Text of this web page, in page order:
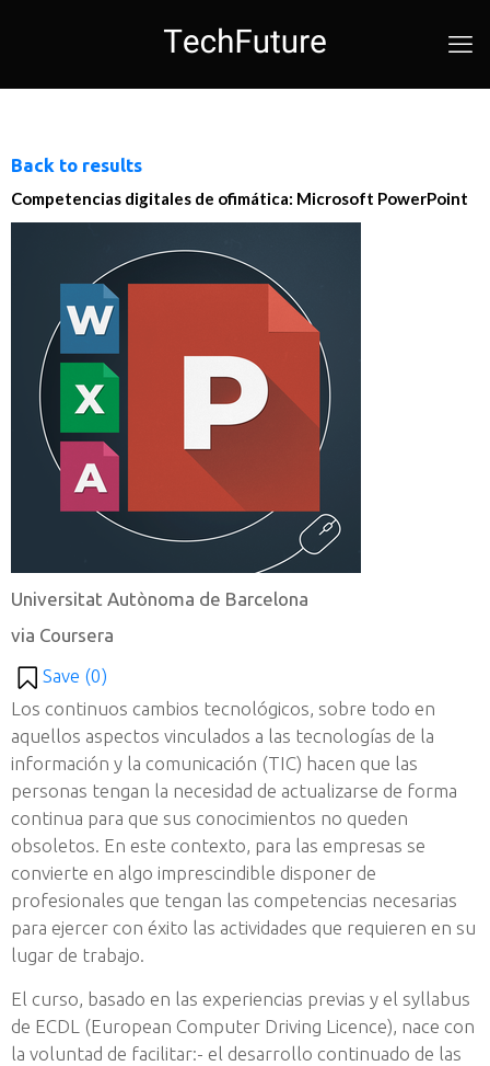
Back to results
Competencias digitales de ofimática: Microsoft PowerPoint
Universitat Autònoma de Barcelona
via Coursera
Save (0)
Los continuos cambios tecnológicos, sobre todo en
aquellos aspectos vinculados a las tecnologías de la
información y la comunicación (TIC) hacen que las
personas tengan la necesidad de actualizarse de forma
continua para que sus conocimientos no queden
obsoletos. En este contexto, para las empresas se
convierte en algo imprescindible disponer de
profesionales que tengan las competencias necesarias
para ejercer con éxito las actividades que requieren en su
lugar de trabajo.
El curso, basado en las experiencias previas y el syllabus
de ECDL (European Computer Driving Licence), nace con
la voluntad de facilitar:- el desarrollo continuado de las